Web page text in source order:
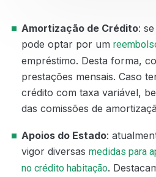
Amortização de Crédito:
pode optar por um
empréstimo. Desta forma,
prestações mensais. Caso
crédito com taxa variável,
das comissões de
Apoios do Estado:
vigor diversas medidas para
no crédito habitação.